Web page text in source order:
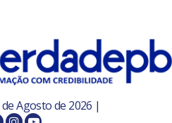
Agosto de 2026 |